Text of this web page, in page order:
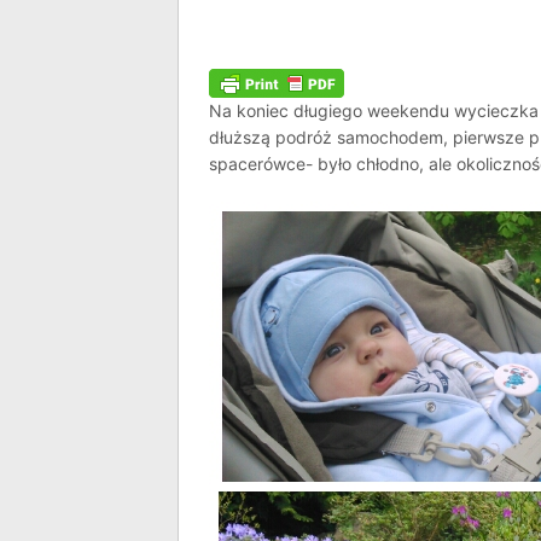
Na koniec długiego weekendu
dłuższą podróż samochodem, pierwsze
spacerówce- było chłodno, ale